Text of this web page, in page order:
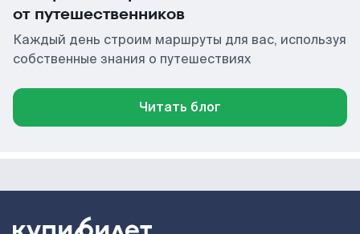
от путешественников
Каждый день строим маршруты для вас, используя
собственные знания о путешествиях
Читать блог